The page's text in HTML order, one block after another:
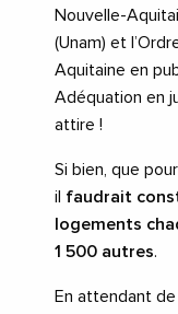
Nouvelle-
(Unam) et l’
Aquitaine en
Adéquation en
attire !
Si bien, que
il faudrait
logements
1 500 autres.
En attendant